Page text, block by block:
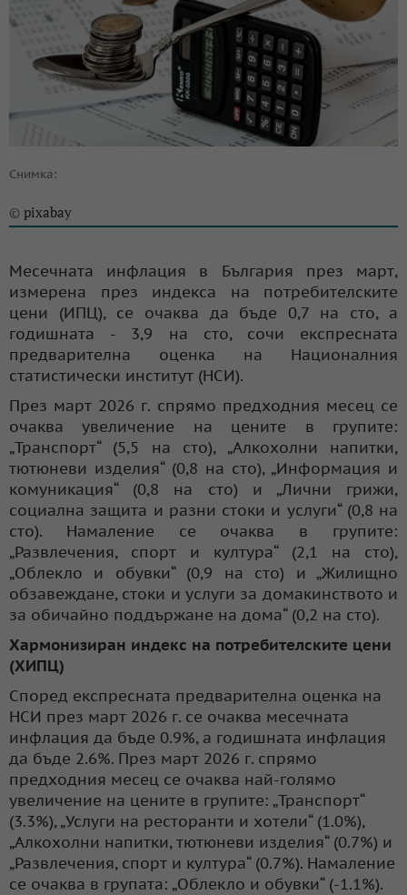
Снимка:
© pixabay
Месечната инфлация в България през март,
измерена през индекса на потребителските
цени (ИПЦ), се очаква да бъде 0,7 на сто, а
годишната - 3,9 на сто, сочи експресната
предварителна оценка на Националния
статистически институт (НСИ).
През март 2026 г. спрямо предходния месец се
очаква увеличение на цените в групите:
„Транспорт“ (5,5 на сто), „Алкохолни напитки,
тютюневи изделия“ (0,8 на сто), „Информация и
комуникация“ (0,8 на сто) и „Лични грижи,
социална защита и разни стоки и услуги“ (0,8 на
сто). Намаление се очаква в групите:
„Развлечения, спорт и култура“ (2,1 на сто),
„Облекло и обувки“ (0,9 на сто) и „Жилищно
обзавеждане, стоки и услуги за домакинството и
за обичайно поддържане на дома“ (0,2 на сто).
Хармонизиран индекс на потребителските цени
(ХИПЦ)
Според експресната предварителна оценка на
НСИ през март 2026 г. се очаква месечната
инфлация да бъде 0.9%, а годишната инфлация
да бъде 2.6%. През март 2026 г. спрямо
предходния месец се очаква най-голямо
увеличение на цените в групите: „Транспорт“
(3.3%), „Услуги на ресторанти и хотели“ (1.0%),
„Алкохолни напитки, тютюневи изделия“ (0.7%) и
„Развлечения, спорт и култура“ (0.7%). Намаление
се очаква в групата: „Облекло и обувки“ (-1.1%).